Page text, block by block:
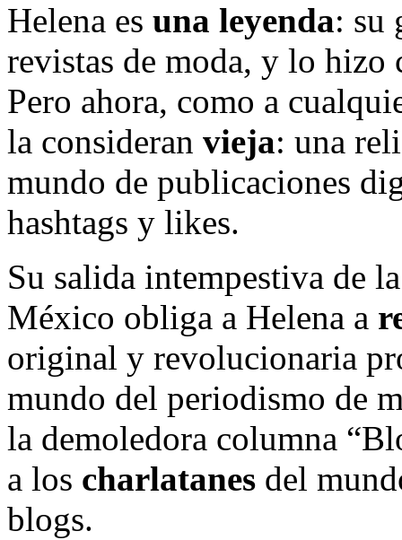
Helena es una leyenda: su
revistas de moda, y lo
Pero ahora, como a
la consideran vieja: una
mundo de publicaciones
hashtags y likes.
Su salida intempestiva de
México obliga a Helena a
original y revolucionaria
mundo del periodismo de
la demoledora columna
a los charlatanes del
blogs.